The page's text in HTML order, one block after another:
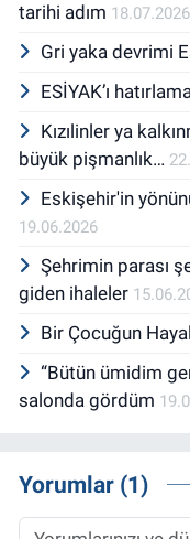
tarihi adım 18.07.2026
Gri yaka devrimi
ESİYAK’ı
Kızılinler ya
büyük pişmanlık…
Eskişehir'in
19.06.2026
Şehrimin parası
giden ihaleler
Bir Çocuğun
“Bütün ümidim
salonda gördüm
Yorumlar (1)